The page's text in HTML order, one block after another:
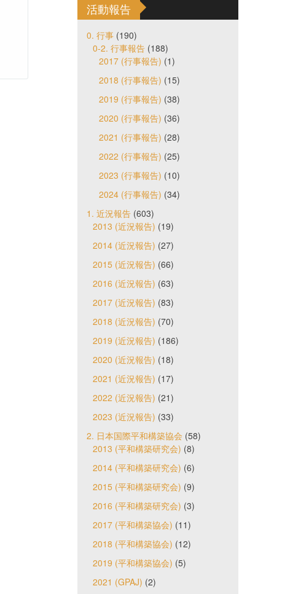
活動報告
0. 行事(190)
0-2. 行事報告(188)
2017 (行事報告) (1)
2018 (行事報告) (15)
2019 (行事報告) (38)
2020 (行事報告) (36)
2021 (行事報告) (28)
2022 (行事報告) (25)
2023 (行事報告) (10)
2024 (行事報告) (34)
1. 近況報告(603)
2013 (近況報告) (19)
2014 (近況報告) (27)
2015 (近況報告) (66)
2016 (近況報告) (63)
2017 (近況報告) (83)
2018 (近況報告) (70)
2019 (近況報告) (186)
2020 (近況報告) (18)
2021 (近況報告) (17)
2022 (近況報告) (21)
2023 (近況報告) (33)
2. 日本国際平和構築協会 (58)
2013 (平和構築研究会) (8)
2014 (平和構築研究会) (6)
2015 (平和構築研究会) (9)
2016 (平和構築研究会) (3)
2017 (平和構築協会) (11)
2018 (平和構築協会) (12)
2019 (平和構築協会) (5)
2021 (GPAJ) (2)